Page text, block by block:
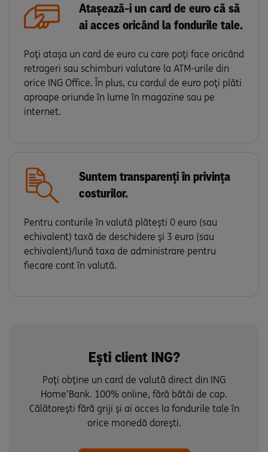
Atașează-i un card de euro că să
ai acces oricând la fondurile tale.
Poți atașa un card de euro cu care poți face oricând
retrageri sau schimburi valutare la ATM-urile din
orice ING Office. În plus, cu cardul de euro poți plăti
aproape oriunde în lume în magazine sau pe
internet.
Suntem transparenți în privința
costurilor.
Pentru conturile în valută plătești 0 euro (sau
echivalent) taxă de deschidere și 3 euro (sau
echivalent)/lună taxa de administrare pentru
fiecare cont în valută.
Ești client ING?
Poți obține un card de valută direct din ING
Home’Bank. 100% online, fără bătăi de cap.
Călătorești fără griji și ai acces la fondurile tale în
orice monedă dorești.